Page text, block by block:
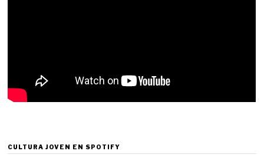
CULTURA JOVEN EN SPOTIFY